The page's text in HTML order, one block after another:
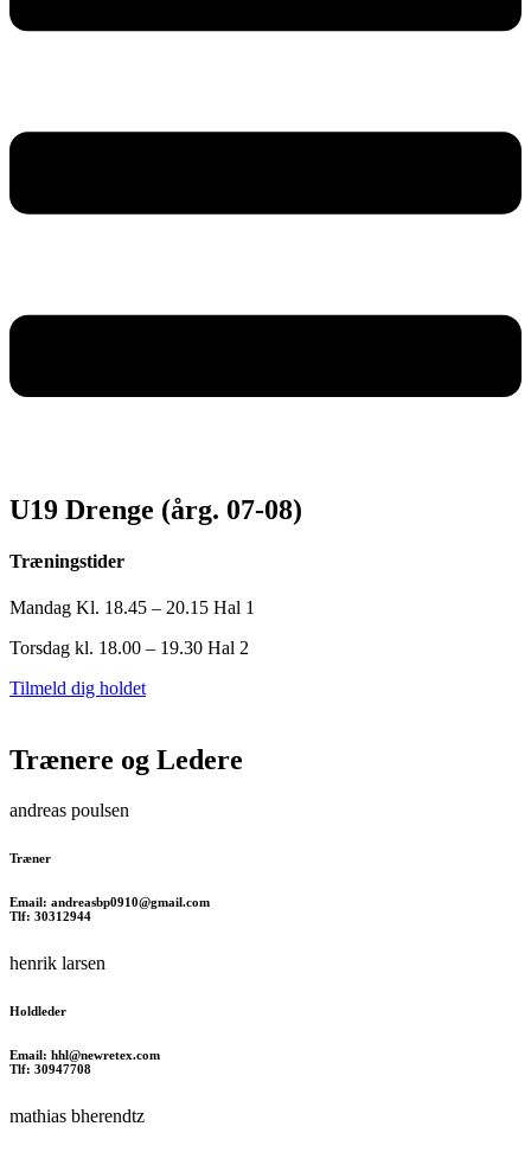
U19 Drenge (årg. 07-08)
Træningstider
Mandag Kl. 18.45 – 20.15 Hal 1
Torsdag kl. 18.00 – 19.30 Hal 2
Tilmeld dig holdet
Trænere og Ledere
andreas poulsen
Træner
Email: andreasbp0910@gmail.com
Tlf: 30312944
henrik larsen
Holdleder
Email: hhl@newretex.com
Tlf: 30947708
mathias bherendtz